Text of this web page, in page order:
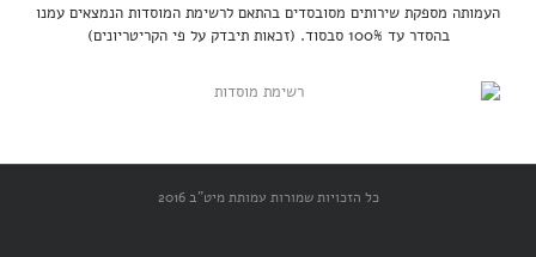
העמותה מספקת שירותים מסובסדים בהתאם לרשימת המוסדות הנמצאים עמנו
בהסדר עד 100% סבסוד. (זכאות תיבדק על פי הקריטריונים)
כל הזכויות שמורות עמותת מיט"ב 2016